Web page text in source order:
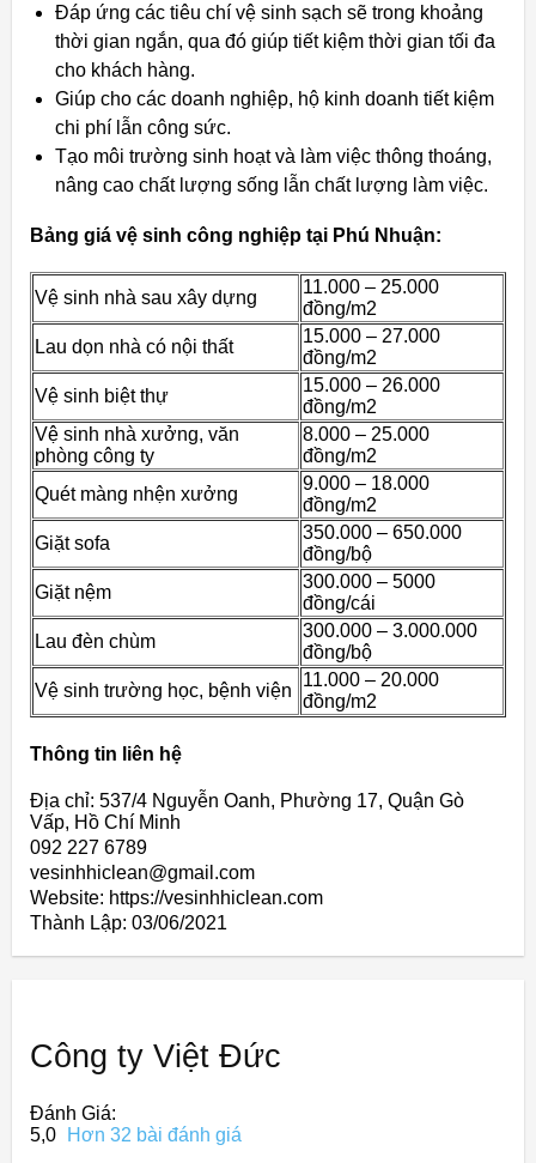
Đáp ứng các tiêu chí vệ sinh sạch sẽ trong khoảng
thời gian ngắn, qua đó giúp tiết kiệm thời gian tối đa
cho khách hàng.
Giúp cho các doanh nghiệp, hộ kinh doanh tiết kiệm
chi phí lẫn công sức.
Tạo môi trường sinh hoạt và làm việc thông thoáng,
nâng cao chất lượng sống lẫn chất lượng làm việc.
Bảng giá vệ sinh công nghiệp tại Phú Nhuận:
Vệ sinh nhà sau xây dựng
11.000 – 25.000
đồng/m2
Lau dọn nhà có nội thất
15.000 – 27.000
đồng/m2
Vệ sinh biệt thự
15.000 – 26.000
đồng/m2
Vệ sinh nhà xưởng, văn
phòng công ty
8.000 – 25.000
đồng/m2
Quét màng nhện xưởng
9.000 – 18.000
đồng/m2
Giặt sofa
350.000 – 650.000
đồng/bộ
Giặt nệm
300.000 – 5000
đồng/cái
Lau đèn chùm
300.000 – 3.000.000
đồng/bộ
Vệ sinh trường học, bệnh viện
11.000 – 20.000
đồng/m2
Thông tin liên hệ
Địa chỉ: 537/4 Nguyễn Oanh, Phường 17, Quận Gò
Vấp, Hồ Chí Minh
092 227 6789
vesinhhiclean@gmail.com
Website: https://vesinhhiclean.com
Thành Lập: 03/06/2021
Công ty Việt Đức
Đánh Giá:
5,0
Hơn 32 bài đánh giá